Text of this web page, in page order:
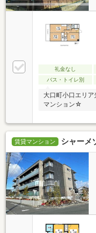
礼金なし
バス・トイレ別
大口町小口エリ
マンション☆
賃貸マンション シャー